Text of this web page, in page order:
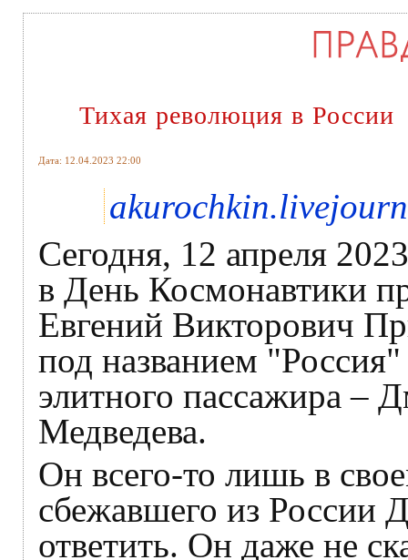
Тихая революция в России
Дата: 12.04.2023 22:00
Сегодня, 12 апреля
в День Космонавтики
Евгений Викторович
под названием "Россия"
элитного пассажира –
Медведева.
Он всего-то лишь в
сбежавшего из России
ответить. Он даже не